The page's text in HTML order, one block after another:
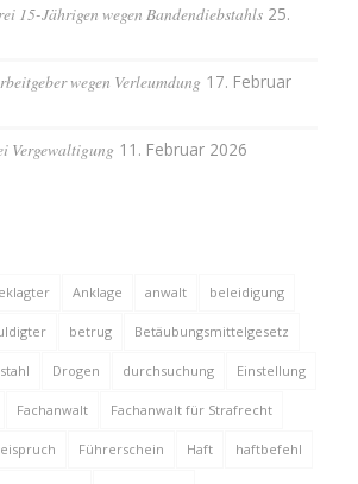
15-Jährigen wegen Bandendiebstahls 25.
wegen Verleumdung 17. Februar
Vergewaltigung 11. Februar 2026
Anklage anwalt beleidigung
betrug Betäubungsmittelgesetz
Drogen durchsuchung Einstellung
Fachanwalt Fachanwalt für Strafrecht
Führerschein Haft haftbefehl